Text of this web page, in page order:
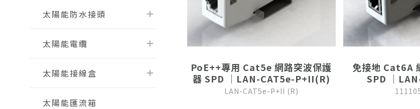
太陽能防水接頭
太陽能電纜
太陽能接線盒
太陽能匯流箱
PoE++專用 Cat5e 網路突波保護
器 SPD ｜LAN-CAT5e-P+II(R)
LAN-CAT5e-P+II (R)
免接地 Cat6A
SPD ｜